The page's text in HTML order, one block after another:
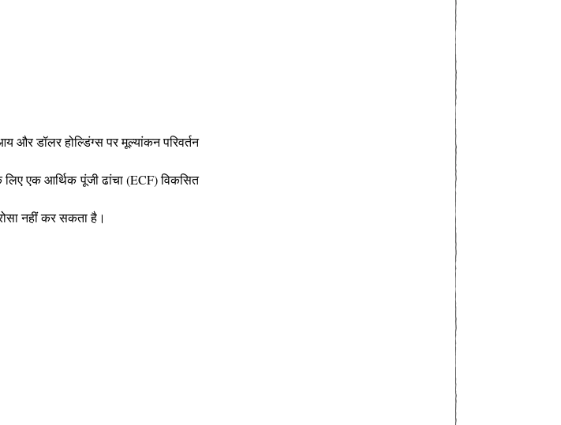
और डॉलर होल्डिंग्स पर मूल्यांकन परिवर्तन
एक आर्थिक पूंजी ढांचा (ECF) विकसित
नहीं कर सकता है।